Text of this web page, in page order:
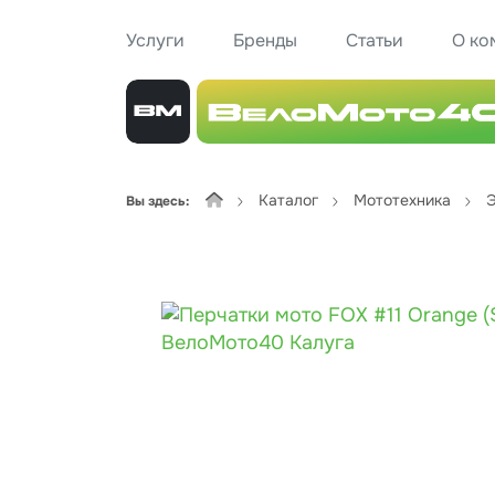
Услуги Бренды Статьи О
Вы здесь: Каталог Мототехника